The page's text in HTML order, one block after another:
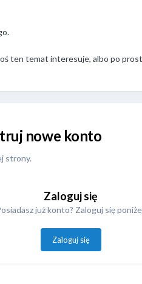
ten temat interesuje, albo po
nowe konto
strony.
Zaloguj się
już konto? Zaloguj się
Zaloguj się